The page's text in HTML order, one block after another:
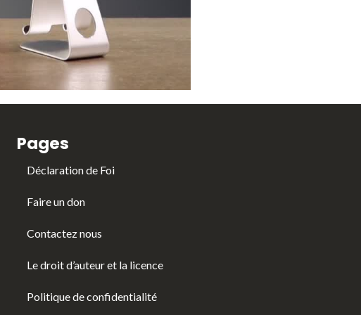
Pages
Déclaration de Foi
Faire un don
Contactez nous
Le droit d’auteur et la licence
Politique de confidentialité